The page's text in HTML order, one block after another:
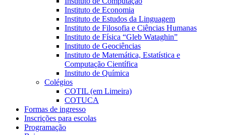
Instituto de Economia
Instituto de Estudos da Linguagem
Instituto de Filosofia e Ciências Humanas
Instituto de Física “Gleb Wataghin”
Instituto de Geociências
Instituto de Matemática, Estatística e
Computação Científica
Instituto de Química
Colégios
COTIL (em Limeira)
COTUCA
Formas de ingresso
Inscrições para escolas
Programação